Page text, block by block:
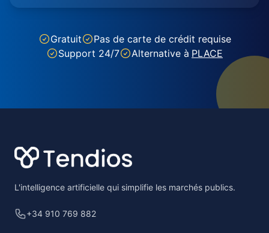
Gratuit
Pas de carte de crédit requise
Support 24/7
Alternative à PLACE
L'intelligence artificielle qui simplifie les marchés publics.
+34 910 769 882